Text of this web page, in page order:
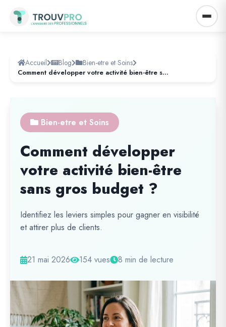
Accueil Blog Bien-etre et Soins
Comment développer votre activité bien-être sans gros budget ?
Bien-etre et Soins
Comment développer
votre activité bien-être
sans gros budget ?
Identifiez les leviers simples pour gagner en visibilité
et attirer plus de clients.
21 mai 2026 154 vues 8 min de lecture